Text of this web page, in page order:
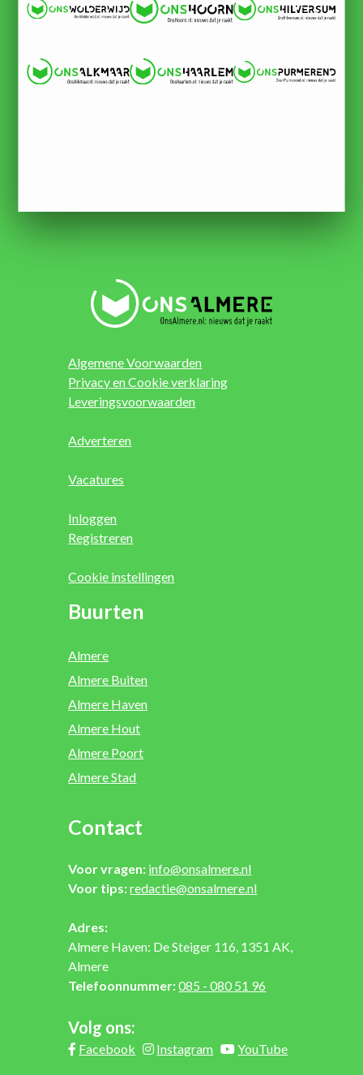
Algemene Voorwaarden
Privacy en Cookie verklaring
Leveringsvoorwaarden
Adverteren
Vacatures
Inloggen
Registreren
Cookie instellingen
Buurten
Almere
Almere Buiten
Almere Haven
Almere Hout
Almere Poort
Almere Stad
Contact
Voor vragen: info@onsalmere.nl
Voor tips:redactie@onsalmere.nl
Adres:
Almere Haven: De Steiger 116, 1351 AK,
Almere
Telefoonnummer:085 - 080 51 96
Volg ons:
Facebook Instagram YouTube